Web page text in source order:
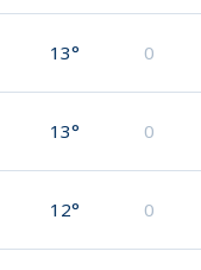
13° 0
13° 0
12° 0